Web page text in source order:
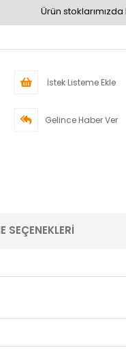
Ürün stoklarımızda
İstek Listeme Ekle
Gelince Haber Ver
SEÇENEKLERI